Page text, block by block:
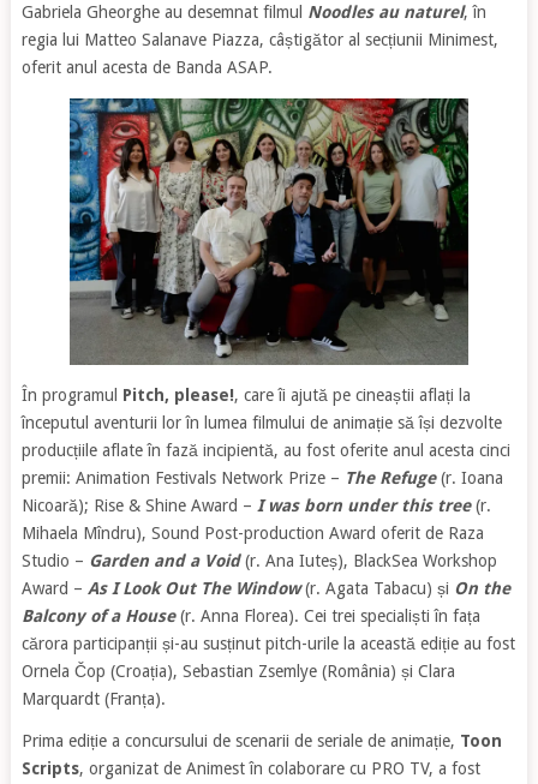
Gabriela Gheorghe au desemnat filmul Noodles au naturel, în
regia lui Matteo Salanave Piazza, câștigător al secțiunii Minimest,
oferit anul acesta de Banda ASAP.
În programul Pitch, please!, care îi ajută pe cineaștii aflați la
începutul aventurii lor în lumea filmului de animație să își dezvolte
producțiile aflate în fază incipientă, au fost oferite anul acesta cinci
premii: Animation Festivals Network Prize – The Refuge(r. Ioana
Nicoară); Rise & Shine Award – I was born under this tree(r.
Mihaela Mîndru), Sound Post-production Award oferit de Raza
Studio – Garden and a Void(r. Ana Iuteș), BlackSea Workshop
Award – As I Look Out The Window(r. Agata Tabacu) și On the
Balcony of a House(r. Anna Florea). Cei trei specialiști în fața
cărora participanții și-au susținut pitch-urile la această ediție au fost
Ornela Čop (Croația), Sebastian Zsemlye (România) și Clara
Marquardt (Franța).
Prima ediție a concursului de scenarii de seriale de animație, Toon
Scripts, organizat de Animest în colaborare cu PRO TV, a fost